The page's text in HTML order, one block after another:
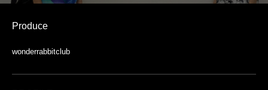
Produce
wonderrabbitclub